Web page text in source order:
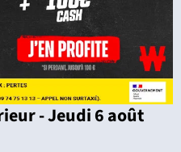
- Jeudi 6 août